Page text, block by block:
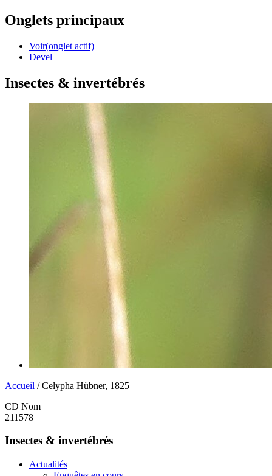
Onglets principaux
Voir(onglet actif)
Devel
Insectes & invertébrés
Accueil / Celypha Hübner, 1825
CD Nom
211578
Insectes & invertébrés
Actualités